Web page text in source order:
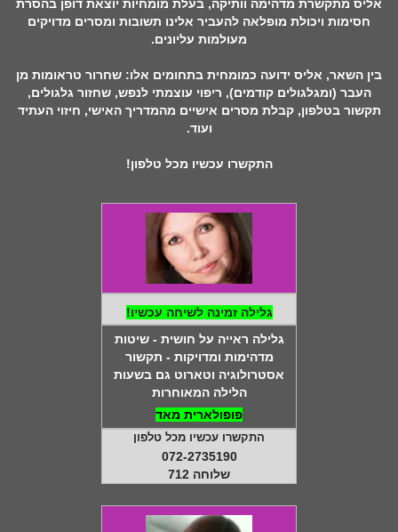
אליס מתקשרת מדהימה וותיקה, בעלת מומחיות יוצאת דופן בהסרת
חסימות ויכולת מופלאה להעביר אלינו תשובות ומסרים מדויקים
מעולמות עליונים.
בין השאר, אליס ידועה כמומחית בתחומים אלו: שחרור טראומות מן
העבר (ומגלגולים קודמים), ריפוי עוצמתי לנפש, שחזור גלגולים,
תקשור בטלפון,קבלת מסרים אישיים מהמדריך האישי, חיזוי העתיד
ועוד.
התקשרו עכשיו מכל טלפון!
גלילה זמינה לשיחה עכשיו!
גלילה ראייה על חושית - שיטות
מדהימות ומדויקות - תקשור
אסטרולוגיה וטארוט גם בשעות
הלילה המאוחרות
פופולארית מאד
התקשרו עכשיו מכל טלפון
072-2735190
שלוחה 712